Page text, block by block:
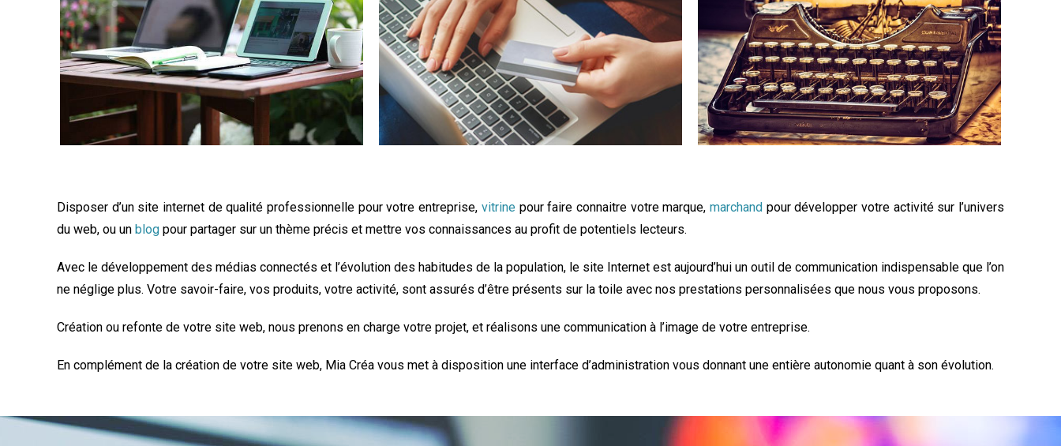
Découvrir nos offres Découvrir notre offre Découvrir notre offre
Disposer d’un site internet de qualité professionnelle pour votre entreprise, vitrinepour faire connaitre votre marque, marchand pour développer votre activité sur l’univers
du web, ou un blog pour partager sur un thème précis et mettre vos connaissances au profit de potentiels lecteurs.
Avec le développement des médias connectés et l’évolution des habitudes de la population, le site Internet est aujourd’hui un outil de communication indispensable que l’on
ne néglige plus. Votre savoir-faire, vos produits, votre activité, sont assurés d’être présents sur la toile avec nos prestations personnalisées que nous vous proposons.
Création ou refonte de votre site web, nous prenons en charge votre projet, et réalisons une communication à l’image de votre entreprise.
En complément de la création de votre site web, Mia Créa vous met à disposition une interface d’administration vous donnant une entière autonomie quant à son évolution.